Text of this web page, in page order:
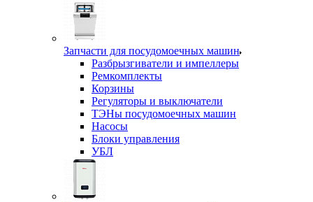
Запчасти для посудомоечных машин
Разбрызгиватели и импеллеры
Ремкомплекты
Корзины
Регуляторы и выключатели
ТЭНы посудомоечных машин
Насосы
Блоки управления
УБЛ